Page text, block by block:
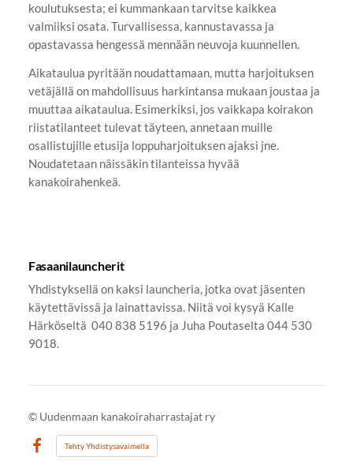
koulutuksesta; ei kummankaan tarvitse kaikkea
valmiiksi osata. Turvallisessa, kannustavassa ja
opastavassa hengessä mennään neuvoja kuunnellen.
Aikataulua pyritään noudattamaan, mutta harjoituksen
vetäjällä on mahdollisuus harkintansa mukaan joustaa ja
muuttaa aikataulua. Esimerkiksi, jos vaikkapa koirakon
riistatilanteet tulevat täyteen, annetaan muille
osallistujille etusija loppuharjoituksen ajaksi jne.
Noudatetaan näissäkin tilanteissa hyvää
kanakoirahenkeä.
Fasaanilauncherit
Yhdistyksellä on kaksi launcheria, jotka ovat jäsenten
käytettävissä ja lainattavissa. Niitä voi kysyä Kalle
Härköseltä 040 838 5196 ja Juha Poutaselta 044 530
9018.
© Uudenmaan kanakoiraharrastajat ry
Facebook
Tehty Yhdistysavaimella